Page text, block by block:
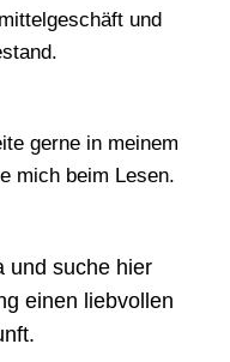
und
gerne in meinem
mich beim Lesen.
und suche hier
einen liebvollen